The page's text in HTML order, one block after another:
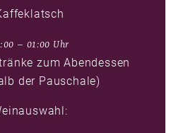
– 01:00 Uhr
zum Abendessen
der Pauschale)